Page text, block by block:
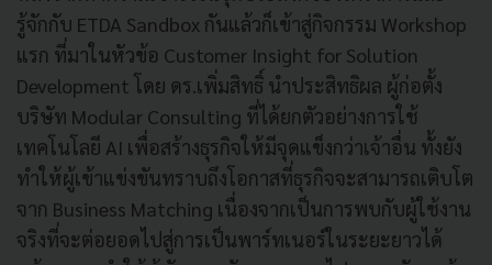
รู้จักกับ ETDA Sandbox กันแล้วก็เข้าสู่กิจกรรม Workshop
แรก ที่มาในหัวข้อ Customer Insight for Solution
Development โดย ดร.เพิ่มสิทธิ์ นำประสิทธิผล ผู้ก่อตั้ง
บริษัท Modular Consulting ที่ได้ยกตัวอย่างการใช้
เทคโนโลยี AI เพื่อสร้างธุรกิจให้มีจุดแข็งกว่าเจ้าอื่น ทั้งยัง
ทำให้ผู้เข้าแข่งขันทราบถึงโอกาสที่ธุรกิจจะสามารถเติบโต
จาก Business Matching เนื่องจากเป็นการพบกับผู้ใช้งาน
จริงที่จะต่อยอดไปสู่การเป็นพาร์ทเนอร์ในระยะยาวได้